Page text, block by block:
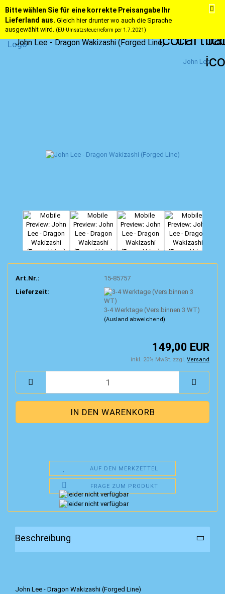
Bitte wählen Sie für eine korrekte Preisangabe Ihr
Lieferland aus. Gleich hier drunter wo auch die Sprache
ausgewählt wird. (EU-Umsatzsteuerreform per 1.7.2021)
John Lee - Dragon Wakizashi (Forged Line)
John Lee
Art.Nr.:
15-85757
Lieferzeit:
3-4 Werktage (Vers.binnen 3 WT)
(Ausland abweichend)
149,00 EUR
inkl. 20% MwSt. zzgl. Versand
AUF DEN MERKZETTEL
FRAGE ZUM PRODUKT
Beschreibung
John Lee - Dragon Wakizashi (Forged Line)